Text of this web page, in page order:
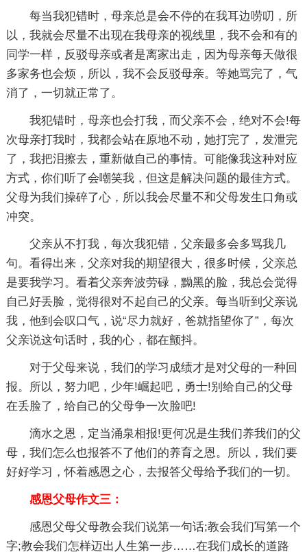
每当我犯错时，母亲总是会不停的在我耳边唠叨，所
以，我就会尽量不出现在我母亲的视线里，我不会和有的
同学一样，反驳母亲或者是离家出走，因为母亲每天做很
多家务也会烦，所以，我不会反驳母亲。等她骂完了，气
消了，一切就正常了。
我犯错时，母亲也会打我，而父亲不会，绝对不会!每
次母亲打我时，我都会站在原地不动，她打完了，发泄完
了，我把泪擦去，重新做自己的事情。可能像我这种对应
方式，你们听了会嘲笑我，但这是解决问题的最佳方式。
父母为我们操碎了心，所以我会尽量不和父母发生口角或
冲突。
父亲从不打我，每次我犯错，父亲最多会多骂我几
句。看得出来，父亲对我的期望很大，很多时候，父亲总
是要我学习。看着父亲奔波劳碌，黝黑的脸，我总会觉得
自己好丢脸，觉得很对不起自己的父亲。每当听到父亲说
我，他到会叹口气，说“尽力就好，爸就指望你了”，每次
父亲说这句话时，我的心，都在颤抖。
对于父母来说，我们的学习成绩才是对父母的一种回
报。所以，努力吧，少年!崛起吧，勇士!别给自己的父母
在丢脸了，给自己的父母争一次脸吧!
滴水之恩，定当涌泉相报!更何况是生我们养我们的父
母，我们怎么也报答不了他们的养育之恩。所以，我们要
好好学习，怀着感恩之心，去报答父母给予我们的一切。
感恩父母作文三：
感恩父母父母教会我们说第一句话;教会我们写第一个
字;教会我们怎样迈出人生第一步……在我们成长的道路